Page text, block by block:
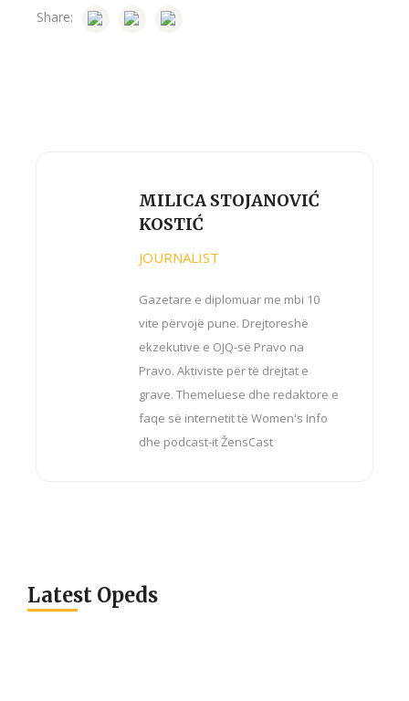
Share:
MILICA STOJANOVIĆ
KOSTIĆ
JOURNALIST
Gazetare e diplomuar me mbi 10
vite përvojë pune. Drejtoreshë
ekzekutive e OJQ-së Pravo na
Pravo. Aktiviste për të drejtat e
grave. Themeluese dhe redaktore e
faqe së internetit të Women's Info
dhe podcast-it ŽensCast
Latest Opeds